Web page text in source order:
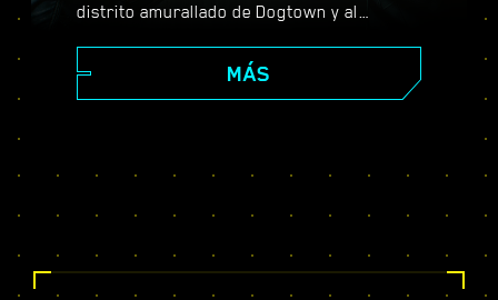
distrito amurallado de Dogtown y al
en agente secreto y vive una apasionante
historia repleta de giros dramáticos y
decisiones que cambiarán tu destino;
dinámicas misiones de mundo abierto,
más!
MÁS